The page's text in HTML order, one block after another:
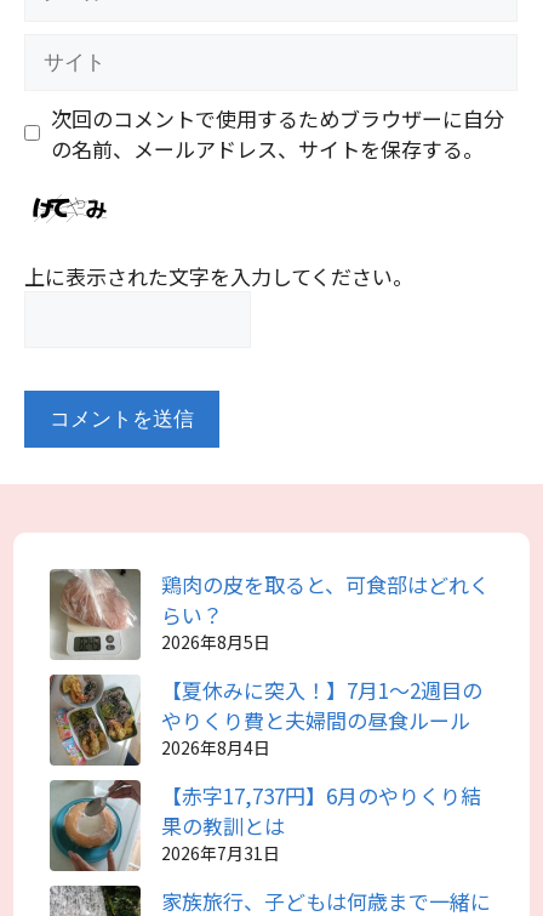
次回のコメントで使用するためブラウザーに自分
の名前、メールアドレス、サイトを保存する。
上に表示された文字を入力してください。
鶏肉の皮を取ると、可食部はどれく
らい？
2026年8月5日
【夏休みに突入！】7月1～2週目の
やりくり費と夫婦間の昼食ルール
2026年8月4日
【赤字17,737円】6月のやりくり結
果の教訓とは
2026年7月31日
家族旅行、子どもは何歳まで一緒に